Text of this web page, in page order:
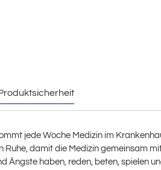
jede Woche Medizin im
damit die Medizin gemeinsam
Ängste haben, reden, beten, spielen